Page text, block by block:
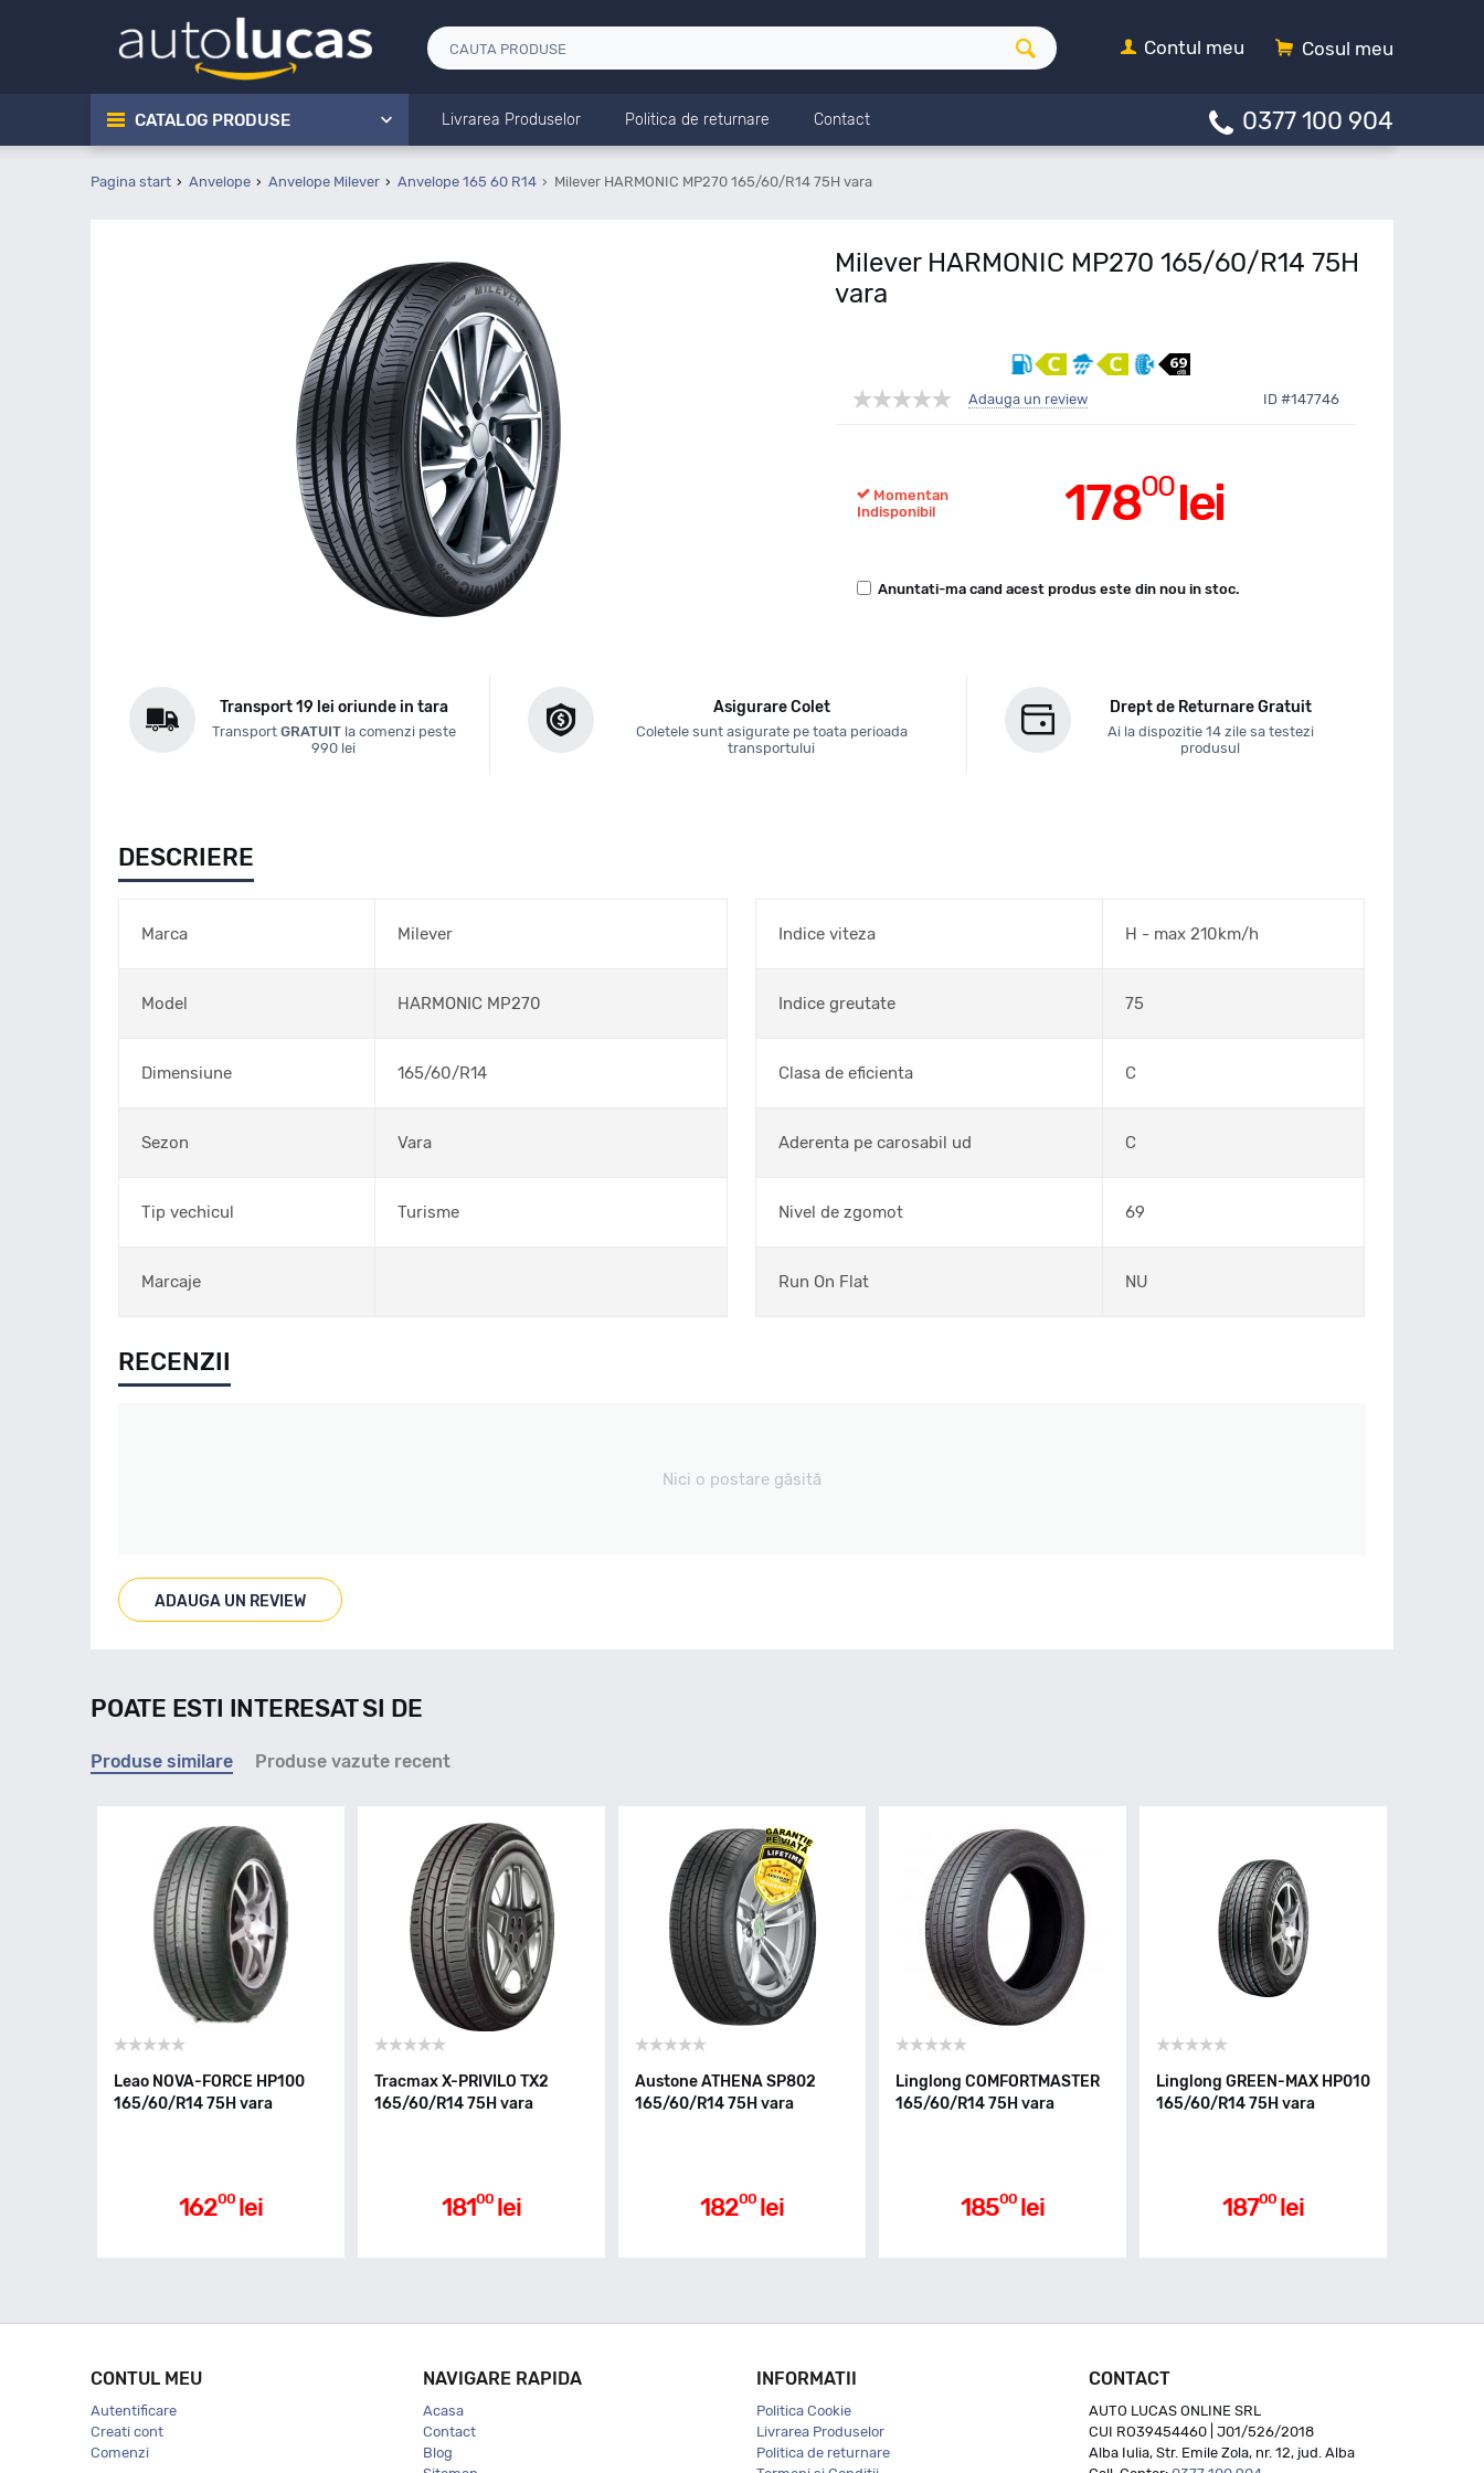
Cosul meu
Contul meu
CATALOG PRODUSE Livrarea Produselor Politica de returnare Contact 0377 100 904
Pagina start Anvelope Anvelope Milever Anvelope 165 60 R14 Milever HARMONIC MP270 165/60/R14 75H vara
Milever HARMONIC MP270 165/60/R14 75H
vara
Adauga un review ID #147746
17800lei
Momentan
Indisponibil
Anuntati-ma cand acest produs este din nou in stoc.
Transport 19 lei oriunde in tara
Transport GRATUITla comenzi peste
990 lei
Asigurare Colet
Coletele sunt asigurate pe toata perioada
transportului
Drept de Returnare Gratuit
Ai la dispozitie 14 zile sa testezi
produsul
DESCRIERE
Marca Milever
Model HARMONIC MP270
Dimensiune 165/60/R14
Sezon Vara
Tip vechicul Turisme
Marcaje
Indice viteza H - max 210km/h
Indice greutate 75
Clasa de eficienta C
Aderenta pe carosabil ud C
Nivel de zgomot 69
Run On Flat NU
RECENZII
Nici o postare găsită
ADAUGA UN REVIEW
POATE ESTI INTERESAT SI DE
Produse similare Produse vazute recent
Leao NOVA-FORCE HP100
165/60/R14 75H vara
16200 lei
Tracmax X-PRIVILO TX2
165/60/R14 75H vara
18100 lei
Austone ATHENA SP802
165/60/R14 75H vara
18200 lei
Linglong COMFORTMASTER
165/60/R14 75H vara
18500 lei
Linglong GREEN-MAX HP010
165/60/R14 75H vara
18700 lei
CONTUL MEU
Autentificare
Creati cont
Comenzi
NAVIGARE RAPIDA
Acasa
Contact
Blog
INFORMATII
Politica Cookie
Livrarea Produselor
Politica de returnare
CONTACT
AUTO LUCAS ONLINE SRL
CUI RO39454460 | J01/526/2018
Alba Iulia, Str. Emile Zola, nr. 12, jud. Alba